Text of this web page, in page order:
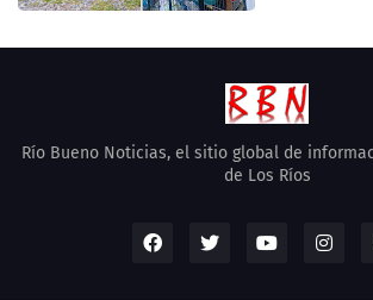
Río Bueno Noticias, el sitio global de
de Los Ríos